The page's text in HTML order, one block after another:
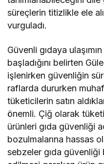
süreçlerin titizlikle ele
vurguladı.
Güvenli gıdaya
başladığını belirten
işlenirken güvenliğin
raflarda dururken
tüketicilerin satın
önemli. Çiğ olarak
ürünleri gıda güvenliği
bozulmalarına hassas
sebzeler gıda güvenliği